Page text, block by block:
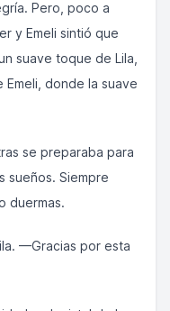
Pero, poco a
y Emeli sintió que
suave toque de Lila,
donde la suave
se preparaba para
sueños. Siempre
duermas.
—Gracias por esta